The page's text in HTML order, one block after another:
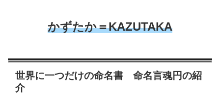
かずたか＝KAZUTAKA
世界に一つだけの命名書 命名言魂円の紹
介